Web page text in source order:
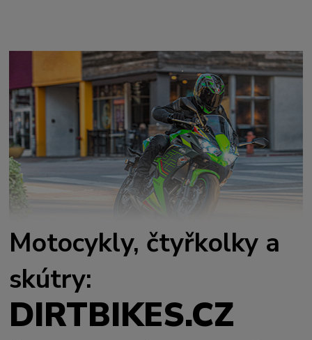
Motocykly, čtyřkolky a
skútry:
DIRTBIKES.CZ